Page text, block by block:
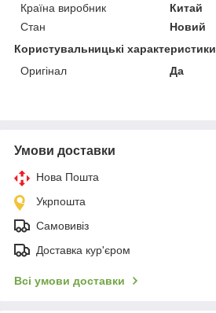
Країна виробник
Китай
Стан
Новий
Користувальницькі характеристики
Оригінал
Да
Умови доставки
Нова Пошта
Укрпошта
Самовивіз
Доставка кур'єром
Всі умови доставки